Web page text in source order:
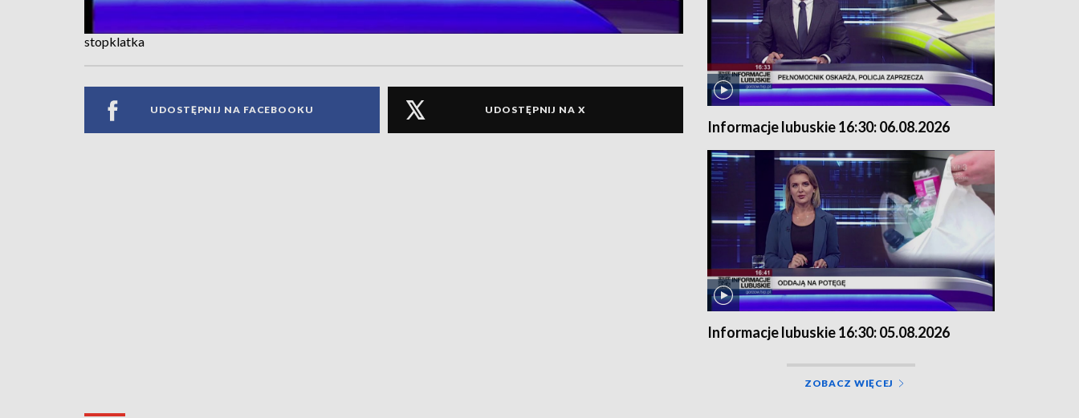
stopklatka
UDOSTĘPNIJ NA FACEBOOKU UDOSTĘPNIJ NA X
Informacje lubuskie 16:30: 06.08.2026
Informacje lubuskie 16:30: 05.08.2026
ZOBACZ WIĘCEJ